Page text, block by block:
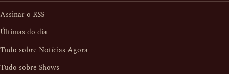
Assinar o RSS
Últimas do dia
Tudo sobre Notícias Agora
Tudo sobre Shows